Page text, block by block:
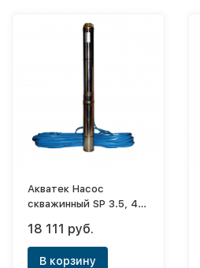
Акватек Насос
скважинный SP 3.5, 4-
40м
18 111 руб.
В корзину